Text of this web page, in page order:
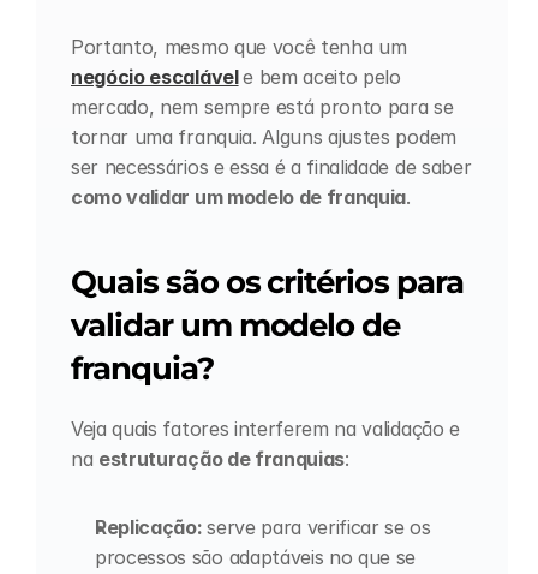
negócio escalávele bem aceito pelo
mercado, nem sempre está pronto para se
tornar uma franquia. Alguns ajustes podem
ser necessários e essa é a finalidade de saber
como validar um modelo de franquia.
Quais são os critérios para
validar um modelo de
franquia?
Veja quais fatores interferem na validação e
na estruturação de franquias:
Replicação: serve para verificar se os
processos são adaptáveis no que se